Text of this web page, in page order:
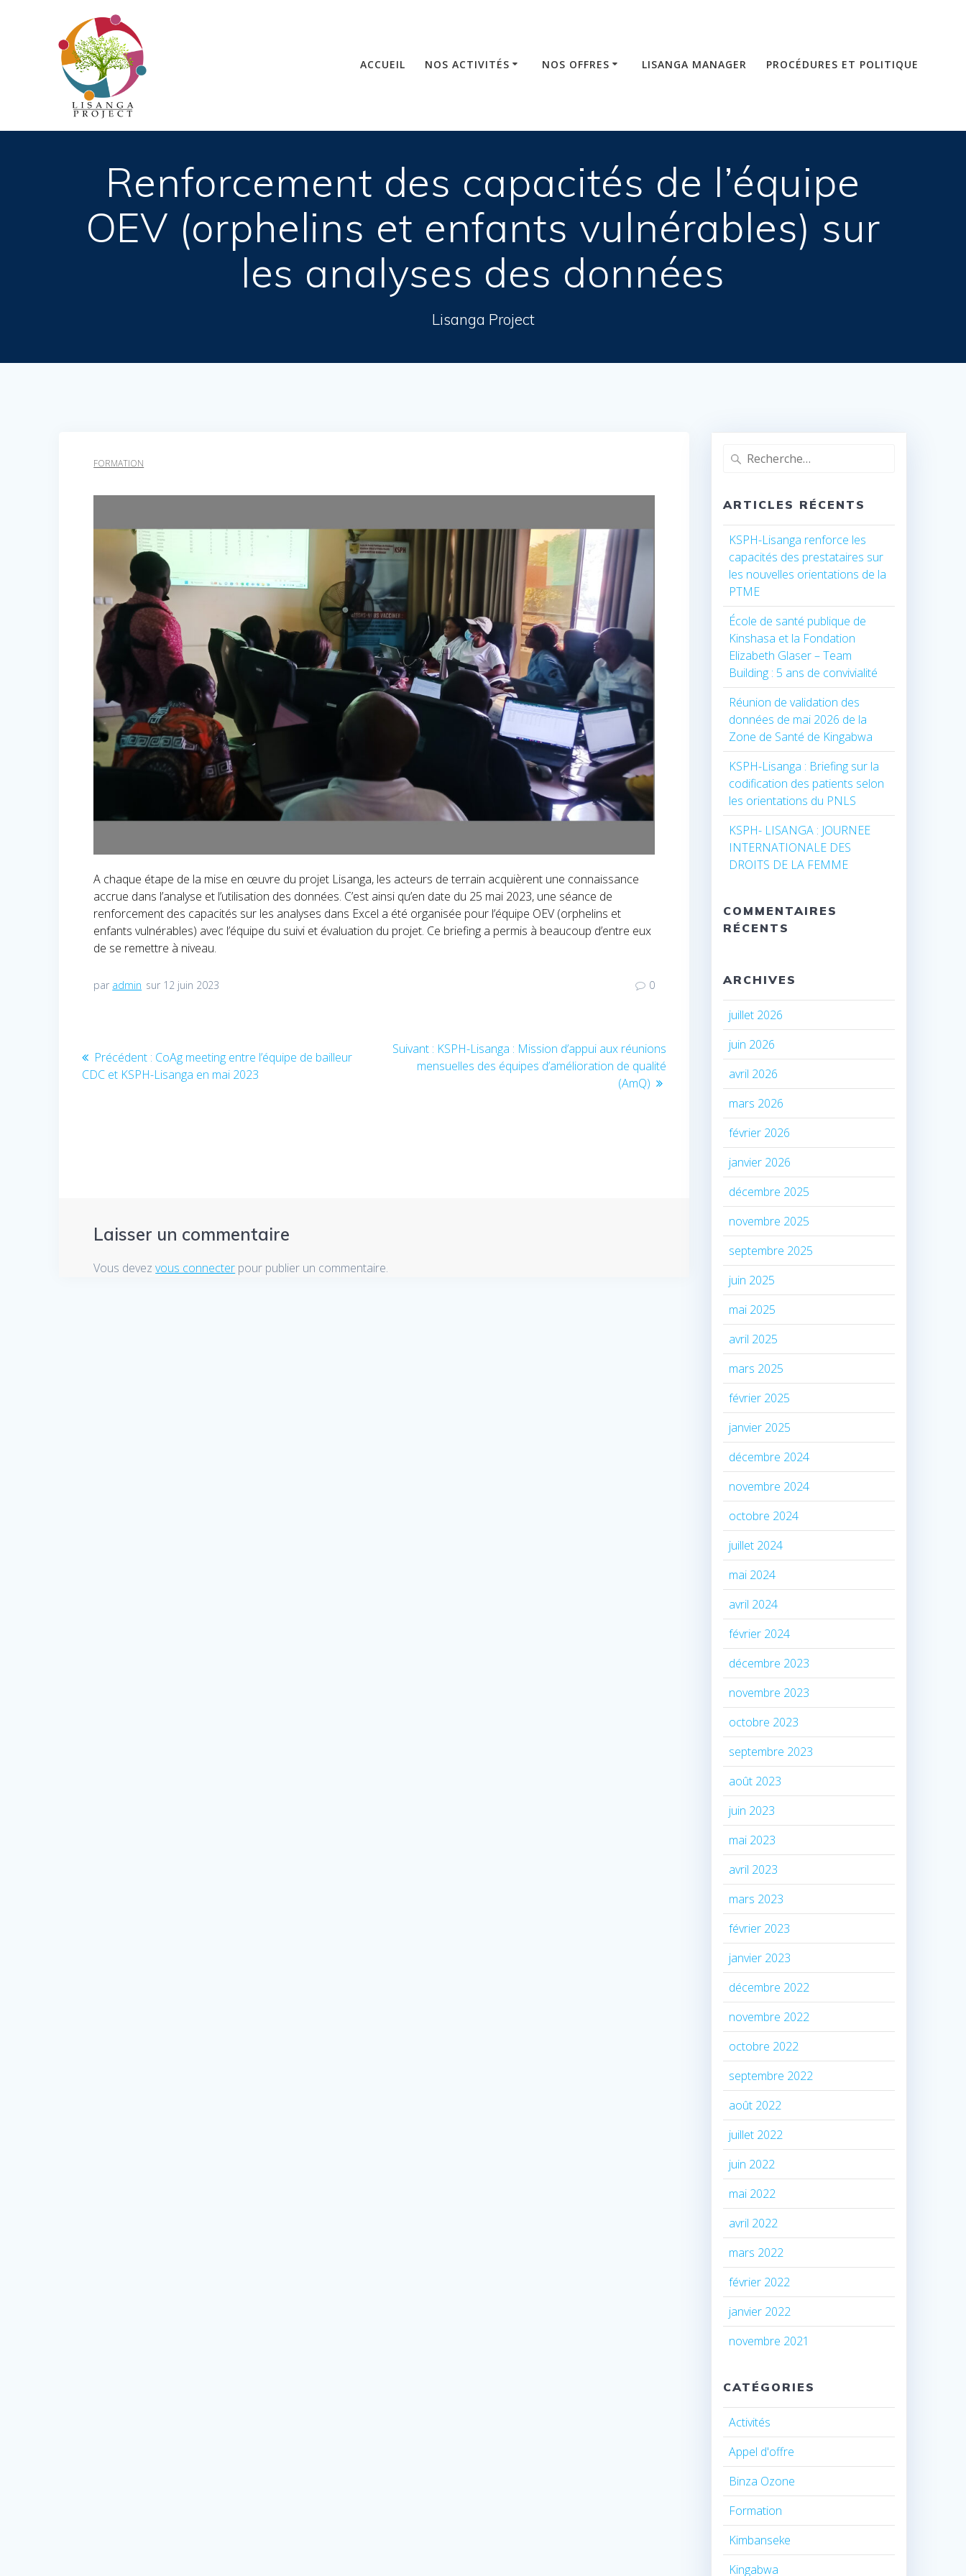
ACCUEIL NOS ACTIVITÉS NOS OFFRES LISANGA MANAGER PROCÉDURES ET POLITIQUE
Renforcement des capacités de l’équipe
OEV (orphelins et enfants vulnérables) sur
les analyses des données
Lisanga Project
FORMATION
A chaque étape de la mise en œuvre du projet Lisanga, les acteurs de terrain acquièrent une connaissance
accrue dans l’analyse et l’utilisation des données. C’est ainsi qu’en date du 25 mai 2023, une séance de
renforcement des capacités sur les analyses dans Excel a été organisée pour l’équipe OEV (orphelins et
enfants vulnérables) avec l’équipe du suivi et évaluation du projet. Ce briefing a permis à beaucoup d’entre eux
de se remettre à niveau.
par admin sur 12 juin 2023 0
de
Précédent : Article
précédent
CoAg meeting entre l’équipe de bailleur
CDC et KSPH-Lisanga en mai 2023
Suivant : Article
suivant
KSPH-Lisanga : Mission d’appui aux réunions
mensuelles des équipes d’amélioration de qualité
(AmQ)
Laisser un commentaire
Vous devezvous connecter pour publier un commentaire.
Recherche
ARTICLES RÉCENTS
KSPH-Lisanga renforce les
capacités des prestataires sur
les nouvelles orientations de la
PTME
École de santé publique de
Kinshasa et la Fondation
Elizabeth Glaser – Team
Building : 5 ans de convivialité
Réunion de validation des
données de mai 2026 de la
Zone de Santé de Kingabwa
KSPH-Lisanga : Briefing sur la
codification des patients selon
les orientations du PNLS
KSPH- LISANGA : JOURNEE
INTERNATIONALE DES
DROITS DE LA FEMME
COMMENTAIRES
RÉCENTS
ARCHIVES
juillet 2026
juin 2026
avril 2026
mars 2026
février 2026
janvier 2026
décembre 2025
novembre 2025
septembre 2025
juin 2025
mai 2025
avril 2025
mars 2025
février 2025
janvier 2025
décembre 2024
novembre 2024
octobre 2024
juillet 2024
mai 2024
avril 2024
février 2024
décembre 2023
novembre 2023
octobre 2023
septembre 2023
août 2023
juin 2023
mai 2023
avril 2023
mars 2023
février 2023
janvier 2023
décembre 2022
novembre 2022
octobre 2022
septembre 2022
août 2022
juillet 2022
juin 2022
mai 2022
avril 2022
mars 2022
février 2022
janvier 2022
novembre 2021
CATÉGORIES
Activités
Appel d'offre
Binza Ozone
Formation
Kimbanseke
Kingabwa